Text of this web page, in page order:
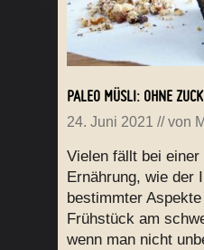
PALEO MÜSLI: OHNE
24. Juni 2021 // von
Vielen fällt bei
Ernährung, wie der
bestimmter
Frühstück am
wenn man nicht